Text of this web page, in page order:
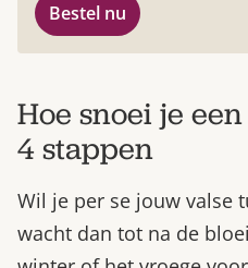
Bestel nu
Hoe snoei je
4 stappen
Wil je per se jouw valse
wacht dan tot na de